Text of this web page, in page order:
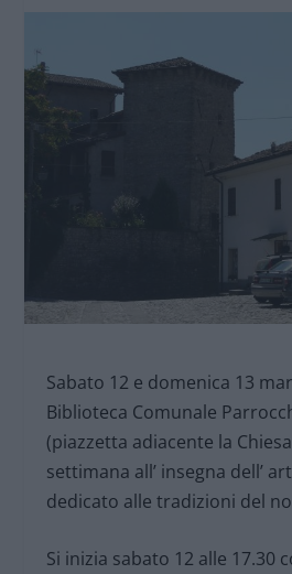
Sabato 12 e domenica 13
Biblioteca Comunale
(piazzetta adiacente la
settimana all’ insegna dell’
dedicato alle tradizioni del
Si inizia sabato 12 alle 17.30